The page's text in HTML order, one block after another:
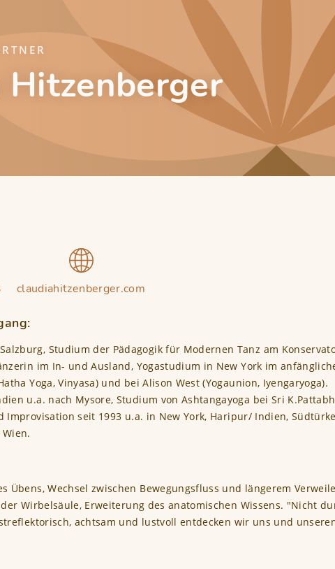
Hitzenberger
claudiahitzenberger.com
Studium der Pädagogik für Modernen Tanz am
im In- und Ausland, Yogastudium in New York im
Yoga, Vinyasa) und bei Alison West (Yogaunion, Iyengaryoga).
u.a. nach Mysore, Studium von Ashtangayoga bei Sri
Improvisation seit 1993 u.a. in New York, Haripur/ Indien,
Übens, Wechsel zwischen Bewegungsfluss und längerem
Wirbelsäule, Erweiterung des anatomischen Wissens. "Nicht
achtsam und lustvoll entdecken wir uns und